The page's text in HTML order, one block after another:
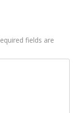
fields are